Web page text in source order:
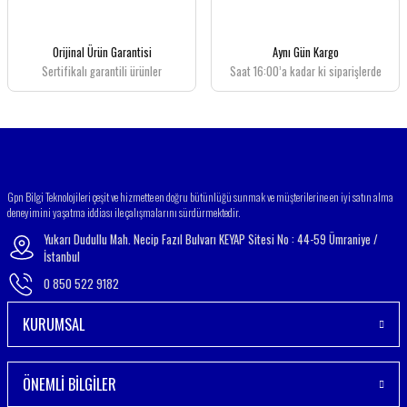
Bu ürüne benzer farklı alternatifler olmalı.
Orijinal Ürün Garantisi
Sertifikalı garantili ürünler
Aynı Gün Kargo
Saat 16:00’a kadar ki siparişlerde
Gpn Bilgi Teknolojileri çeşit ve hizmette en doğru bütünlüğü sunmak ve müşterilerine en iyi satın alma
deneyimini yaşatma iddiası ile çalışmalarını sürdürmektedir.
Yukarı Dudullu Mah. Necip Fazıl Bulvarı KEYAP Sitesi No : 44-59 Ümraniye /
İstanbul
0 850 522 9182
KURUMSAL
ÖNEMLİ BİLGİLER